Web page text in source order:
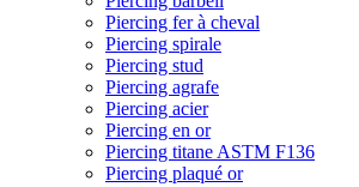
Piercing fer à cheval
Piercing spirale
Piercing stud
Piercing agrafe
Piercing acier
Piercing en or
Piercing titane ASTM F136
Piercing plaqué or